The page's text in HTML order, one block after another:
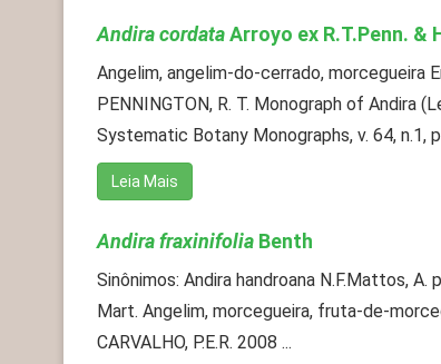
Andira cordataArroyo ex R.T.Penn. &
Angelim, angelim-do-cerrado, morcegueira
PENNINGTON, R. T. Monograph of Andira
Systematic Botany Monographs, v. 64, n.1,
Leia Mais
Andira fraxinifolia Benth
Sinônimos: Andira handroana N.F.Mattos,
Mart. Angelim, morcegueira, fruta-de-
CARVALHO, P.E.R. 2008 ...